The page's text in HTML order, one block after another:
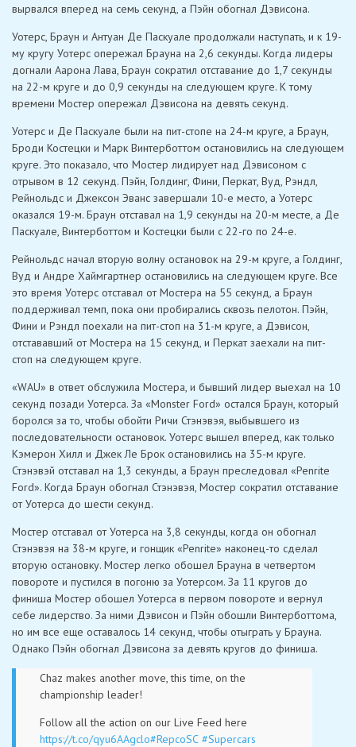
вырвался вперед на семь секунд, а Пэйн обогнал Дэвисона.
Уотерс, Браун и Антуан Де Паскуале продолжали наступать, и к 19-
му кругу Уотерс опережал Брауна на 2,6 секунды. Когда лидеры
догнали Аарона Лава, Браун сократил отставание до 1,7 секунды
на 22-м круге и до 0,9 секунды на следующем круге. К тому
времени Мостер опережал Дэвисона на девять секунд.
Уотерс и Де Паскуале были на пит-стопе на 24-м круге, а Браун,
Броди Костецки и Марк Винтерботтом остановились на следующем
круге. Это показало, что Мостер лидирует над Дэвисоном с
отрывом в 12 секунд. Пэйн, Голдинг, Фини, Перкат, Вуд, Рэндл,
Рейнольдс и Джексон Эванс завершали 10-е место, а Уотерс
оказался 19-м. Браун отставал на 1,9 секунды на 20-м месте, а Де
Паскуале, Винтерботтом и Костецки были с 22-го по 24-е.
Рейнольдс начал вторую волну остановок на 29-м круге, а Голдинг,
Вуд и Андре Хаймгартнер остановились на следующем круге. Все
это время Уотерс отставал от Мостера на 55 секунд, а Браун
поддерживал темп, пока они пробирались сквозь пелотон. Пэйн,
Фини и Рэндл поехали на пит-стоп на 31-м круге, а Дэвисон,
отстававший от Мостера на 15 секунд, и Перкат заехали на пит-
стоп на следующем круге.
«WAU» в ответ обслужила Мостера, и бывший лидер выехал на 10
секунд позади Уотерса. За «Monster Ford» остался Браун, который
боролся за то, чтобы обойти Ричи Стэнэвэя, выбывшего из
последовательности остановок. Уотерс вышел вперед, как только
Кэмерон Хилл и Джек Ле Брок остановились на 35-м круге.
Стэнэвэй отставал на 1,3 секунды, а Браун преследовал «Penrite
Ford». Когда Браун обогнал Стэнэвэя, Мостер сократил отставание
от Уотерса до шести секунд.
Мостер отставал от Уотерса на 3,8 секунды, когда он обогнал
Стэнэвэя на 38-м круге, и гонщик «Penrite» наконец-то сделал
вторую остановку. Мостер легко обошел Брауна в четвертом
повороте и пустился в погоню за Уотерсом. За 11 кругов до
финиша Мостер обошел Уотерса в первом повороте и вернул
себе лидерство. За ними Дэвисон и Пэйн обошли Винтерботтома,
но им все еще оставалось 14 секунд, чтобы отыграть у Брауна.
Однако Пэйн обогнал Дэвисона за девять кругов до финиша.
Chaz makes another move, this time, on the
championship leader!
Follow all the action on our Live Feed here
https://t.co/qyu6AAgclo#RepcoSC #Supercars